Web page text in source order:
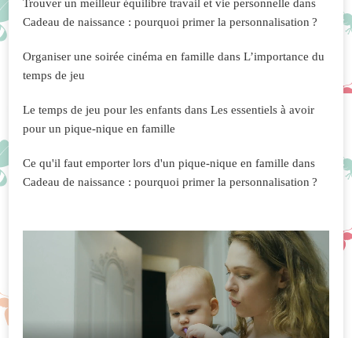
Trouver un meilleur équilibre travail et vie personnelle dans
Cadeau de naissance : pourquoi primer la personnalisation ?
Organiser une soirée cinéma en famille dans L’importance du
temps de jeu
Le temps de jeu pour les enfants dans Les essentiels à avoir
pour un pique-nique en famille
Ce qu'il faut emporter lors d'un pique-nique en famille dans
Cadeau de naissance : pourquoi primer la personnalisation ?